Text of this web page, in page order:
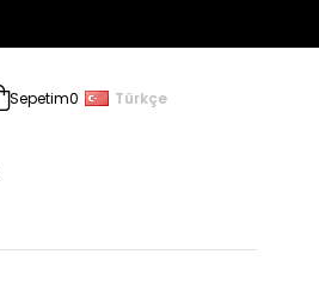
Sepetim0 Türkçe